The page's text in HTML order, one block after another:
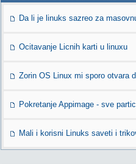
Da li je linuks sazreo za
Ocitavanje Licnih karti u linuxu
Zorin OS Linux mi sporo otvara
Pokretanje Appimage - sve
Mali i korisni Linuks saveti i